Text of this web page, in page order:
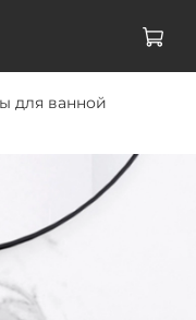
для ванной